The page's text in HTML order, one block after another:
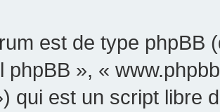
est de type phpBB
phpBB », «
qui est un script libre